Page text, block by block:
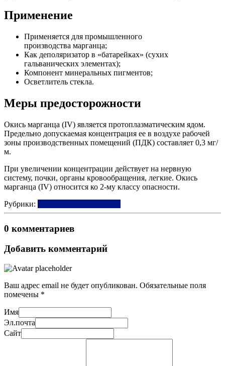
Применение
Применяется для промышленного
производства марганца;
Как деполяризатор в «батарейках» (сухих
гальванических элементах);
Компонент минеральных пигментов;
Осветлитель стекла.
Меры предосторожности
Окись марганца (IV) является протоплазматическим ядом.
Предельно допускаемая концентрация ее в воздухе рабочей
зоны производственных помещений (ПДК) составляет 0,3 мг/
м.
При увеличении концентрации действует на нервную
систему, почки, органы кровообращения, легкие. Окись
марганца (IV) относится ко 2-му классу опасности.
Рубрики:
0 комментариев
Добавить комментарий
Ваш адрес email не будет опубликован. Обязательные поля
помечены *
Имя
Эл.почта
Сайт